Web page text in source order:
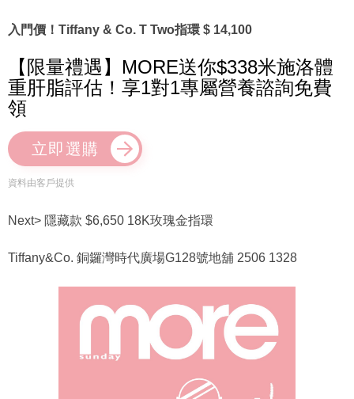
入門價！Tiffany & Co. T Two指環 $ 14,100
【限量禮遇】MORE送你$338米施洛體
重肝脂評估！享1對1專屬營養諮詢免費
領
立即選購
資料由客戶提供
Next> 隱藏款 $6,650 18K玫瑰金指環
Tiffany&Co. 銅鑼灣時代廣場G128號地舖 2506 1328